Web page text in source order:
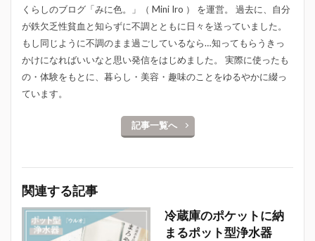
くらしのブログ「みに色。」（ Mini Iro ） を運営。 過去に、自分
が鉄欠乏性貧血と知らずに不調とともに日々を送っていました。
もし同じように不調のまま過ごしているなら…知ってもらうきっ
かけになればいいなと思い発信をはじめました。 実際に使ったも
の・体験をもとに、暮らし・美容・趣味のことをゆるやかに綴っ
ています。
記事一覧へ
関連する記事
冷蔵庫のポケットに納
まるポット型浄水器